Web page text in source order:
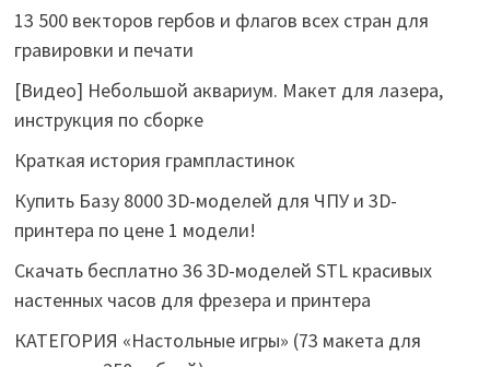
13 500 векторов гербов и флагов всех стран для
гравировки и печати
[Видео] Небольшой аквариум. Макет для лазера,
инструкция по сборке
Краткая история грампластинок
Купить Базу 8000 3D-моделей для ЧПУ и 3D-
принтера по цене 1 модели!
Скачать бесплатно 36 3D-моделей STL красивых
настенных часов для фрезера и принтера
КАТЕГОРИЯ «Настольные игры» (73 макета для